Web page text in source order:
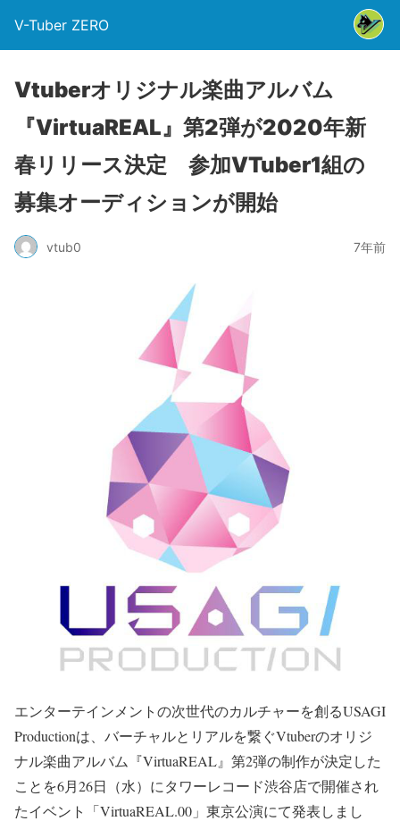
V-Tuber ZERO
Vtuberオリジナル楽曲アルバム
『VirtuaREAL』第2弾が2020年新
春リリース決定 参加VTuber1組の
募集オーディションが開始
vtub0 7年前
エンターテインメントの次世代のカルチャーを創るUSAGI
Productionは、バーチャルとリアルを繋ぐVtuberのオリジ
ナル楽曲アルバム『VirtuaREAL』第2弾の制作が決定した
ことを6月26日（水）にタワーレコード渋谷店で開催され
たイベント「VirtuaREAL.00」東京公演にて発表しまし